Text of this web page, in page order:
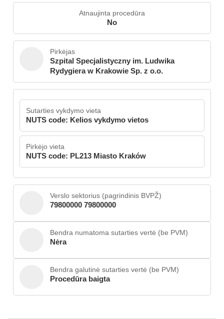
Atnaujinta procedūra
No
Pirkėjas
Szpital Specjalistyczny im. Ludwika
Rydygiera w Krakowie Sp. z o.o.
Sutarties vykdymo vieta
NUTS code: Kelios vykdymo vietos
Pirkėjo vieta
NUTS code: PL213 Miasto Kraków
Verslo sektorius (pagrindinis BVPŽ)
79800000 79800000
Bendra numatoma sutarties vertė (be PVM)
Nėra
Bendra galutinė sutarties vertė (be PVM)
Procedūra baigta